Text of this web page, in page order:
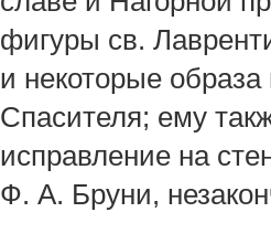
фигуры св.
и некоторые образа
Спасителя; ему
исправление на
Ф. А. Бруни,